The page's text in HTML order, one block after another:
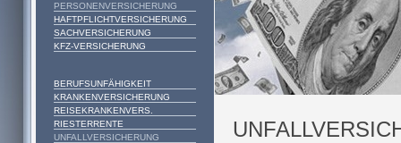
PERSONENVERSICHERUNG
HAFTPFLICHTVERSICHERUNG
SACHVERSICHERUNG
KFZ-VERSICHERUNG
BERUFSUNFÄHIGKEIT
KRANKENVERSICHERUNG
REISEKRANKENVERS.
RIESTERRENTE
UNFALLVERSICHERUNG